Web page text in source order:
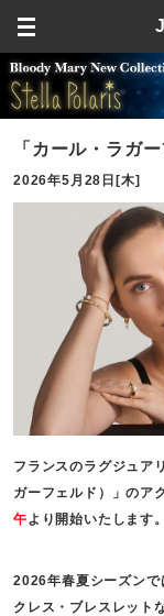
「カール・ラガ
開始
2026年5月28日[木]
フランスのラグジュア
ガーフェルド）」のア
午 より開始いたします。
2026年春夏シーズンで
クレス・ブレスレット